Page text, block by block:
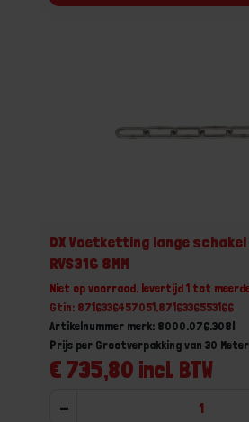
DX Voetketting lange
RVS316 8MM
Niet op voorraad, levertijd 1 tot
Gtin: 8716336457051,8716336553166
Artikelnummer merk: 8000.076.308I
€ 735,80 incl. BTW
Prijs per Grootverpakking van 30 Meter
-